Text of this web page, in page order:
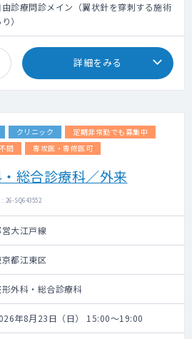
由診療問診メイン（翼状針を穿刺する施術
）
詳細をみる
クリニック
定期非常勤でも募集中
問 専攻医・専修医可
総合診療科／外来
26-SQ643552
大江戸線
京都江東区
外科・総合診療科
年8月23日（日） 15:00～19:00